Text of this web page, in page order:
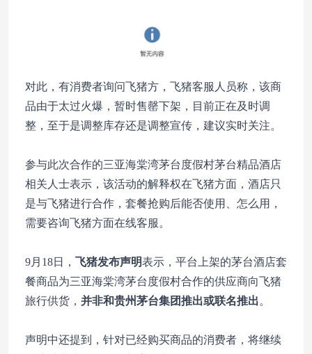
对此，有消费者询问飞猪方，飞猪客服人员称，该商
品由于太过火爆，暂时售罄下架，目前正在及时调
整，至于是调整库存还是调整宣传，建议实时关注。
参与此次合作的三亚海棠湾茅台度假村茅台精品酒店
相关人士表示，该活动的解释权在飞猪方面，酒店只
是与飞猪进行合作，套餐抢购后能否使用、怎么用，
需要咨询飞猪方面在线客服。
9月18日， 飞猪发布声明表示，平台上架的茅台酒店套
餐商品为三亚海棠湾茅台度假村合作的供应商向飞猪
旅行供货， 并非和贵州茅台集团推出或联名推出。
声明中还提到，针对已经购买商品的消费者，将继续